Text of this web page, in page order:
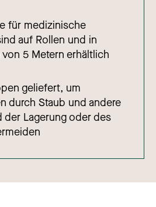
für medizinische
auf Rollen und in
5 Metern erhältlich
geliefert, um
durch Staub und andere
der Lagerung oder des